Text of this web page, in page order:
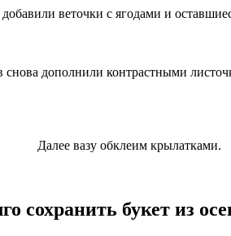
добавили веточки с ягодами и
снова дополнили контрастными
Далее вазу обклеим крылатками.
сохранить букет из